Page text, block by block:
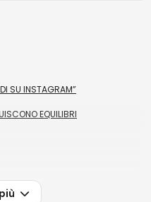
SU INSTAGRAM”
EQUILIBRI